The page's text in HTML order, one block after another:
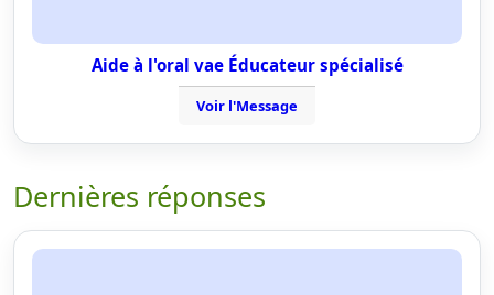
Aide à l'oral vae Éducateur spécialisé
Voir l'Message
Dernières réponses